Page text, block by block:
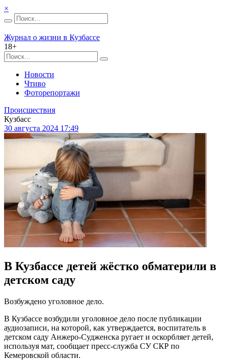
×
Журнал о жизни в Кузбассе
18+
Новости
Чтиво
Фоторепортажи
Происшествия
Кузбасс
30 августа 2024 17:49
В Кузбассе детей жёстко обматерили в
детском саду
Возбуждено уголовное дело.
В Кузбассе возбудили уголовное дело после публикации
аудиозаписи, на которой, как утверждается, воспитатель в
детском саду Анжеро-Судженска ругает и оскорбляет детей,
используя мат, сообщает пресс-служба СУ СКР по
Кемеровской области.